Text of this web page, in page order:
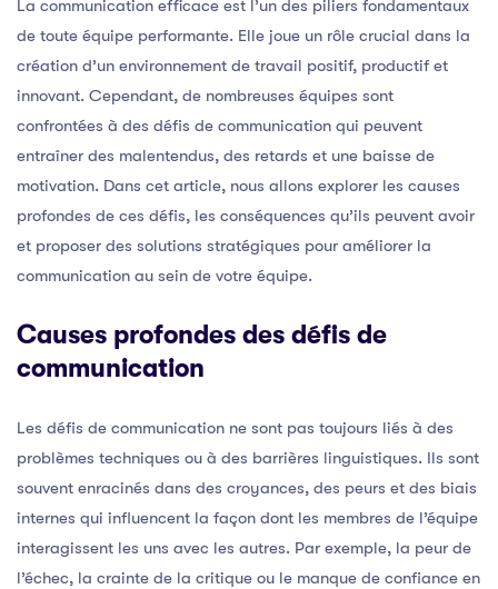
La communication efficace est l’un des piliers fondamentaux
de toute équipe performante. Elle joue un rôle crucial dans la
création d’un environnement de travail positif, productif et
innovant. Cependant, de nombreuses équipes sont
confrontées à des défis de communication qui peuvent
entraîner des malentendus, des retards et une baisse de
motivation. Dans cet article, nous allons explorer les causes
profondes de ces défis, les conséquences qu’ils peuvent avoir
et proposer des solutions stratégiques pour améliorer la
communication au sein de votre équipe.
Causes profondes des défis de
communication
Les défis de communication ne sont pas toujours liés à des
problèmes techniques ou à des barrières linguistiques. Ils sont
souvent enracinés dans des croyances, des peurs et des biais
internes qui influencent la façon dont les membres de l’équipe
interagissent les uns avec les autres. Par exemple, la peur de
l’échec, la crainte de la critique ou le manque de confiance en